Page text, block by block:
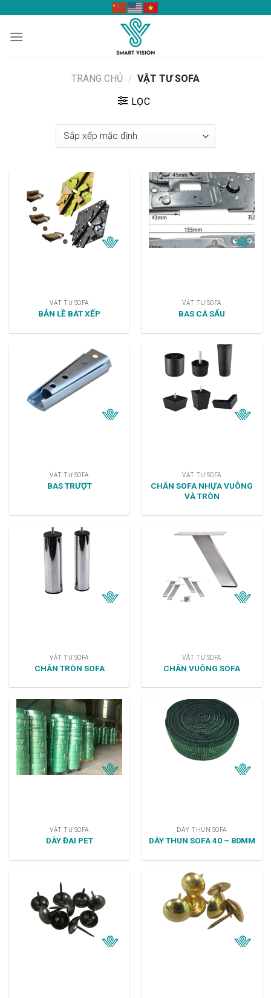
content
TRANG CHỦ / VẬT TƯ SOFA
LỌC
VẬT TƯ SOFA
BẢN LỀ BÁT XẾP
VẬT TƯ SOFA
BAS CÁ SẤU
VẬT TƯ SOFA
BAS TRƯỢT
VẬT TƯ SOFA
CHÂN SOFA NHỰA VUÔNG
VÀ TRÒN
VẬT TƯ SOFA
CHÂN TRÒN SOFA
VẬT TƯ SOFA
CHÂN VUÔNG SOFA
VẬT TƯ SOFA
DÂY ĐAI PET
DÂY THUN SOFA
DÂY THUN SOFA 40 – 80MM